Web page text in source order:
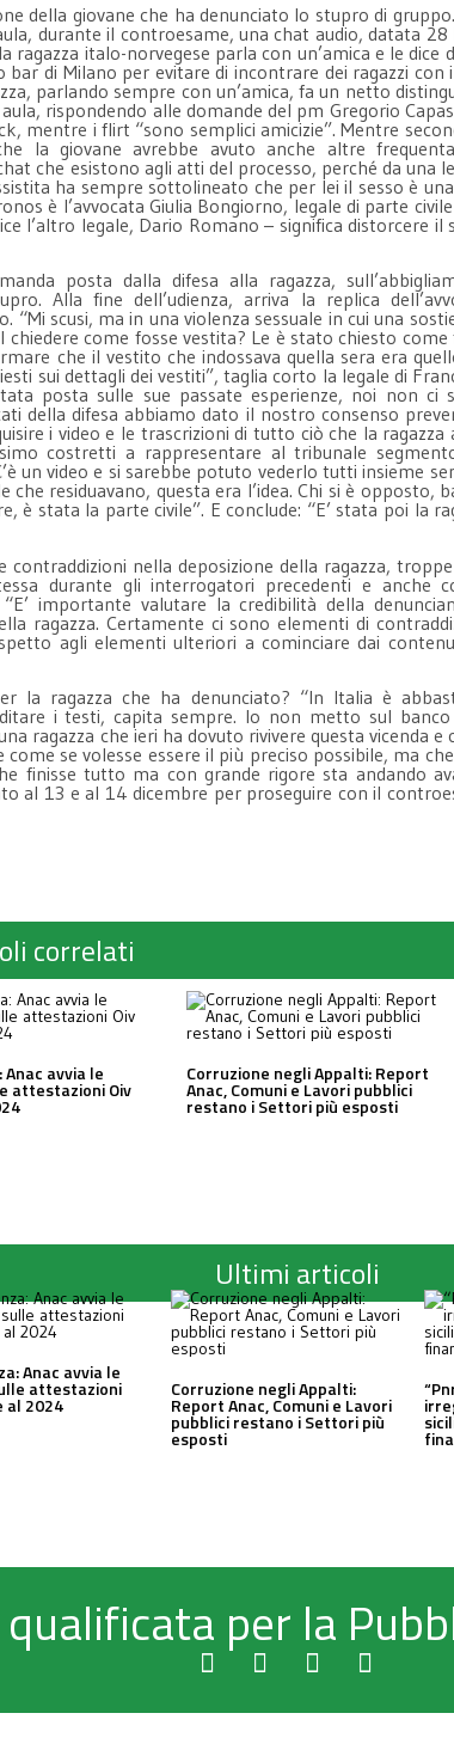
della giovane che ha denunciato lo stupro di
durante il controesame, una chat audio, datata 28
italo-norvegese parla con un’amica e le dice
di Milano per evitare di incontrare dei ragazzi con
parlando sempre con un’amica, fa un netto
rispondendo alle domande del pm Gregorio
mentre i flirt “sono semplici amicizie”. Mentre
la giovane avrebbe avuto anche altre
che esistono agli atti del processo, perché da una
ha sempre sottolineato che per lei il sesso è
è l’avvocata Giulia Bongiorno, legale di parte
l’altro legale, Dario Romano – significa distorcere il
posta dalla difesa alla ragazza,
Alla fine dell’udienza, arriva la replica
“Mi scusi, ma in una violenza sessuale in cui una
come fosse vestita? Le è stato chiesto come
che il vestito che indossava quella sera era
sui dettagli dei vestiti”, taglia corto la legale di
posta sulle sue passate esperienze, noi non ci
della difesa abbiamo dato il nostro consenso
i video e le trascrizioni di tutto ciò che la ragazza
costretti a rappresentare al tribunale
un video e si sarebbe potuto vederlo tutti insieme
residuavano, questa era l’idea. Chi si è opposto,
è stata la parte civile”. E conclude: “E’ stata poi la
nella deposizione della ragazza,
durante gli interrogatori precedenti e anche
importante valutare la credibilità della
ragazza. Certamente ci sono elementi di
agli elementi ulteriori a cominciare dai
la ragazza che ha denunciato? “In Italia è
i testi, capita sempre. Io non metto sul banco
ragazza che ieri ha dovuto rivivere questa vicenda e
se volesse essere il più preciso possibile, ma
finisse tutto ma con grande rigore sta andando
al 13 e al 14 dicembre per proseguire con il
correlati
avvia le
attestazioni Oiv
Corruzione negli Appalti: Report
Anac, Comuni e Lavori pubblici
restano i Settori più esposti
Ultimi articoli
Anac avvia le
attestazioni
al 2024
Corruzione negli Appalti:
Report Anac, Comuni e Lavori
pubblici restano i Settori più
esposti
per la